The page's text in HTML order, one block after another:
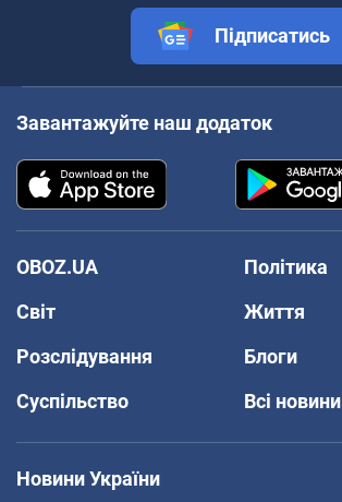
Підписатись
Завантажуйте наш додаток
OBOZ.UA
Політика
Світ
Життя
Розслідування
Блоги
Суспільство
Всі новини
Новини України